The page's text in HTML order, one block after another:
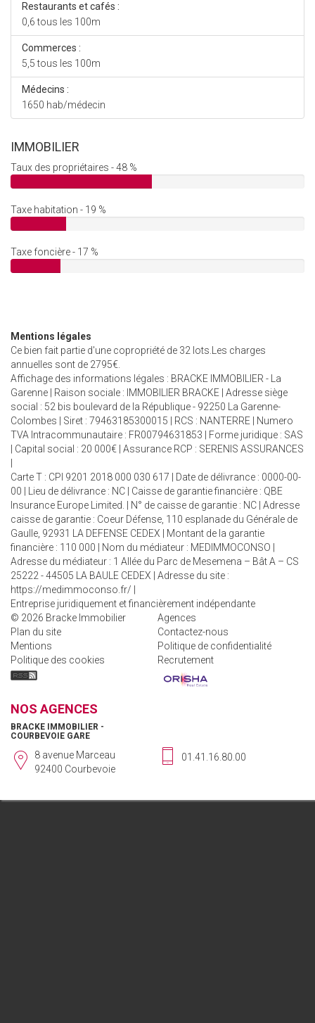
Restaurants et cafés :
0,6 tous les 100m
Commerces :
5,5 tous les 100m
Médecins :
1650 hab/médecin
IMMOBILIER
Taux des propriétaires - 48 %
Taxe habitation - 19 %
Taxe foncière - 17 %
Mentions légales
Ce bien fait partie d'une copropriété de 32 lots.Les charges
annuelles sont de 2795€.
Affichage des informations légales : BRACKE IMMOBILIER - La
Garenne | Raison sociale : IMMOBILIER BRACKE | Adresse siège
social : 52 bis boulevard de la République - 92250 La Garenne-
Colombes | Siret : 79463185300015 | RCS : NANTERRE | Numero
TVA Intracommunautaire : FR00794631853 | Forme juridique : SAS
| Capital social : 20 000€ | Assurance RCP : SERENIS ASSURANCES
Carte T : CPI 9201 2018 000 030 617 | Date de délivrance : 0000-00-
00 | Lieu de délivrance : NC | Caisse de garantie financière : QBE
Insurance Europe Limited. | N° de caisse de garantie : NC | Adresse
caisse de garantie : Coeur Défense, 110 esplanade du Générale de
Gaulle, 92931 LA DEFENSE CEDEX | Montant de la garantie
financière : 110 000 | Nom du médiateur : MEDIMMOCONSO |
Adresse du médiateur : 1 Allée du Parc de Mesemena – Bât A – CS
25222 - 44505 LA BAULE CEDEX | Adresse du site :
https://medimmoconso.fr/
Entreprise juridiquement et financièrement indépendante
© 2026 Bracke Immobilier
Agences
Plan du site
Contactez-nous
Mentions
Politique de confidentialité
Politique des cookies
Recrutement
NOS AGENCES
BRACKE IMMOBILIER -
COURBEVOIE GARE
8 avenue Marceau
92400 Courbevoie
01.41.16.80.00